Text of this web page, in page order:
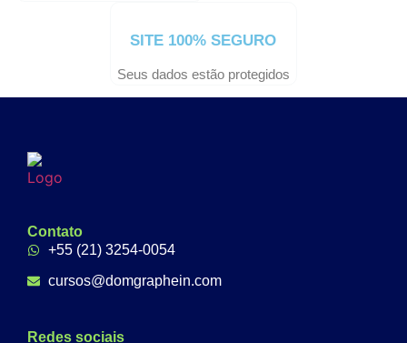
SITE 100% SEGURO
Seus dados estão protegidos
Contato
+55 (21) 3254-0054
cursos@domgraphein.com
Redes sociais